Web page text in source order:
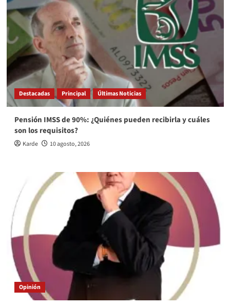
Destacadas Principal Últimas Noticias
Pensión IMSS de 90%: ¿Quiénes pueden recibirla y cuáles
son los requisitos?
Karde 10 agosto, 2026
Opinión